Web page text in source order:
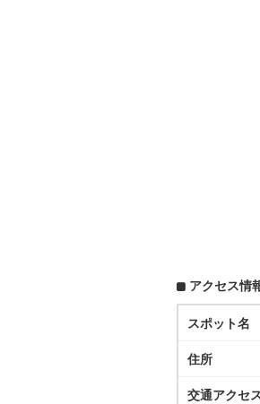
アクセス情
スポット名
住所
交通アクセ